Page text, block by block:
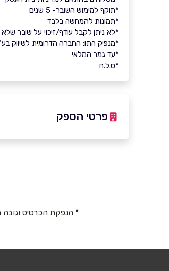
*תוקף למימוש השובר- 5 שנים
*תמונות להמחשה בלבד
*לא ניתן לקבל עודף/זיכוי על שובר שלא
*מנפיק התו: החברה הדרומית לשיווק
*עד גמר המלאי
*ט.ל.ח
פרטי הספק
* הנפקת הכרטיס וגובה